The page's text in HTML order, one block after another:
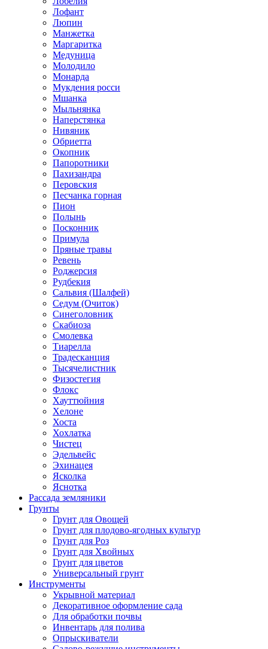
Лофант
Люпин
Манжетка
Маргаритка
Медуница
Молодило
Монарда
Мукдения росси
Мшанка
Мыльнянка
Наперстянка
Нивяник
Обриетта
Окопник
Папоротники
Пахизандра
Перовския
Песчанка горная
Пион
Полынь
Посконник
Примула
Пряные травы
Ревень
Роджерсия
Рудбекия
Сальвия (Шалфей)
Седум (Очиток)
Синеголовник
Скабиоза
Смолевка
Тиарелла
Традесканция
Тысячелистник
Физостегия
Флокс
Хауттюйния
Хелоне
Хоста
Хохлатка
Чистец
Эдельвейс
Эхинацея
Ясколка
Яснотка
Рассада земляники
Грунты
Грунт для Овощей
Грунт для плодово-ягодных культур
Грунт для Роз
Грунт для Хвойных
Грунт для цветов
Универсальный грунт
Инструменты
Укрывной материал
Декоративное оформление сада
Для обработки почвы
Инвентарь для полива
Опрыскиватели